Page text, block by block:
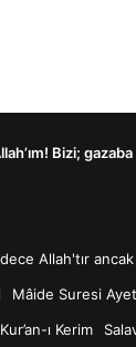
Bizi;
Mâide Suresi
Kur’an-ı Kerim